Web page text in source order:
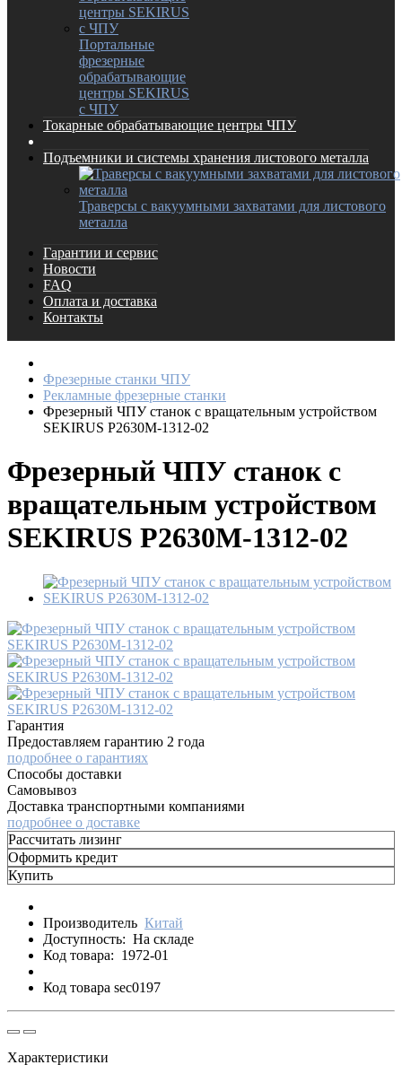
Портальные
фрезерные
обрабатывающие
центры SEKIRUS
с ЧПУ
Токарные обрабатывающие центры ЧПУ
Подъемники и системы хранения листового металла
Траверсы с вакуумными захватами для листового
металла
Гарантии и сервис
Новости
FAQ
Оплата и доставка
Контакты
Фрезерные станки ЧПУ
Рекламные фрезерные станки
Фрезерный ЧПУ станок с вращательным устройством
SEKIRUS P2630M-1312-02
Фрезерный ЧПУ станок с
вращательным устройством
SEKIRUS P2630M-1312-02
Гарантия
Предоставляем гарантию 2 года
подробнее о гарантиях
Способы доставки
Самовывоз
Доставка транспортными компаниями
подробнее о доставке
Рассчитать лизинг
Оформить кредит
Купить
Производитель Китай
Доступность: На складе
Код товара: 1972-01
Код товара sec0197
Характеристики